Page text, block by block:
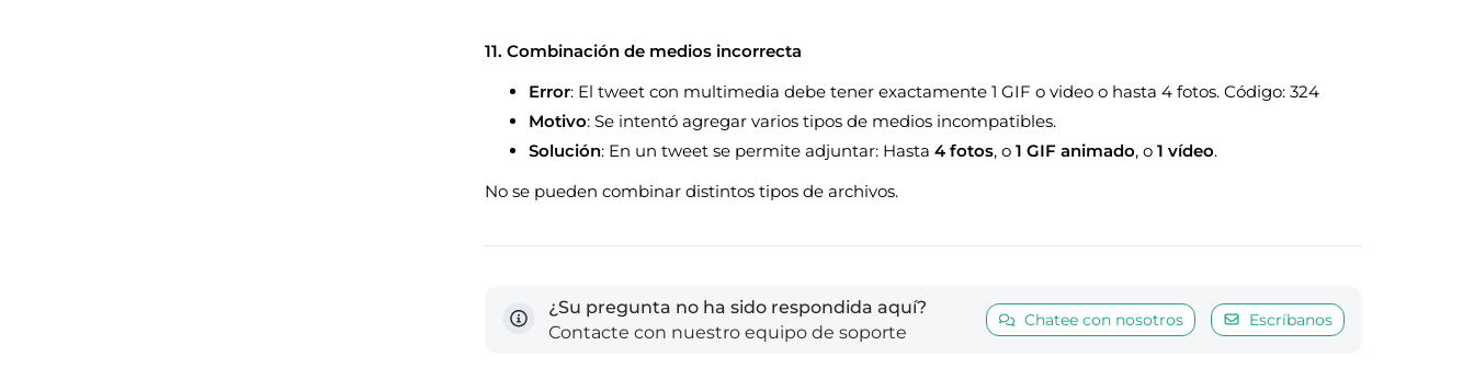
11. Combinación de medios incorrecta
Error: El tweet con multimedia debe tener exactamente 1 GIF o video o hasta 4 fotos. Código: 324
Motivo: Se intentó agregar varios tipos de medios incompatibles.
Solución: En un tweet se permite adjuntar: Hasta 4 fotos, o 1 GIF animado, o 1 vídeo.
No se pueden combinar distintos tipos de archivos.
¿Su pregunta no ha sido respondida aquí?
Сontacte con nuestro equipo de soporte
Chatee con nosotros Escríbanos